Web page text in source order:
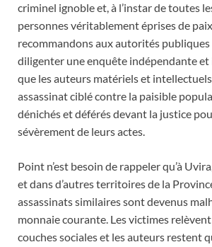
criminel ignoble et, à l’instar de toutes
personnes véritablement éprises de
recommandons aux autorités
diligenter une enquête indépendante
que les auteurs matériels et
assassinat ciblé contre la paisible
dénichés et déférés devant la justice
sévèrement de leurs actes.
Point n’est besoin de rappeler qu’à
et dans d’autres territoires de la
assassinats similaires sont devenus
monnaie courante. Les victimes
couches sociales et les auteurs restent